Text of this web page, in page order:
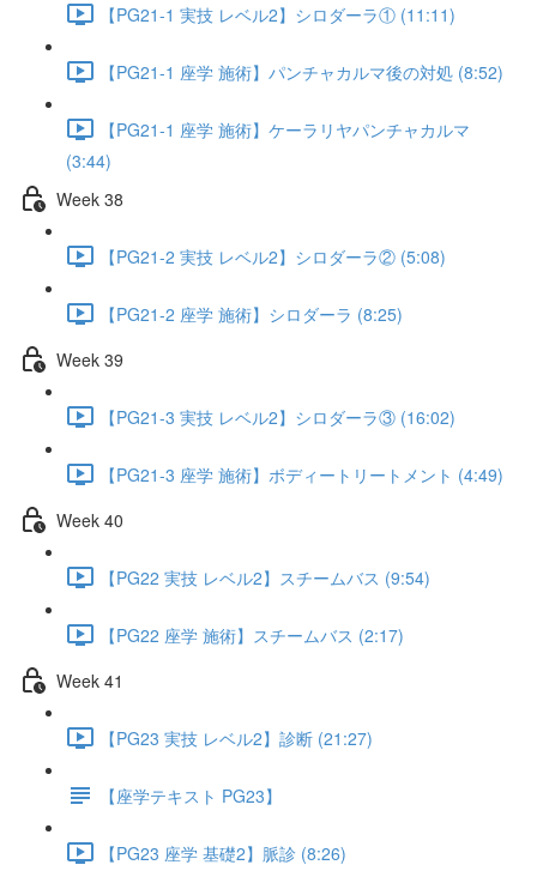
【PG21-1 実技 レベル2】シロダーラ① (11:11)
【PG21-1 座学 施術】パンチャカルマ後の対処 (8:52)
【PG21-1 座学 施術】ケーラリヤパンチャカルマ
(3:44)
Week 38
【PG21-2 実技 レベル2】シロダーラ② (5:08)
【PG21-2 座学 施術】シロダーラ (8:25)
Week 39
【PG21-3 実技 レベル2】シロダーラ③ (16:02)
【PG21-3 座学 施術】ボディートリートメント (4:49)
Week 40
【PG22 実技 レベル2】スチームバス (9:54)
【PG22 座学 施術】スチームバス (2:17)
Week 41
【PG23 実技 レベル2】診断 (21:27)
【座学テキスト PG23】
【PG23 座学 基礎2】脈診 (8:26)